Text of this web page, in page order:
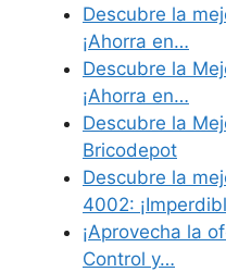
Descubre la
¡Ahorra en…
Descubre la
¡Ahorra en…
Descubre la
Bricodepot
Descubre la
4002:
¡Aprovecha la
Control y…